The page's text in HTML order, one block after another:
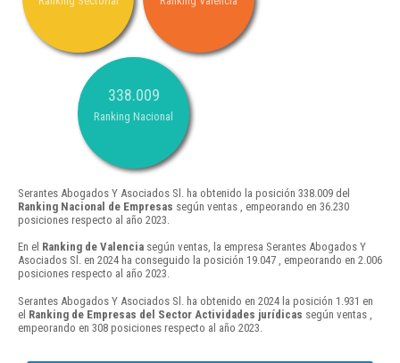
338.009
Ranking Nacional
Serantes Abogados Y Asociados Sl. ha obtenido la posición 338.009 del
Ranking Nacional de Empresas según ventas , empeorando en 36.230
posiciones respecto al año 2023.
En el Ranking de Valencia según ventas, la empresa Serantes Abogados Y
Asociados Sl. en 2024 ha conseguido la posición 19.047 , empeorando en 2.006
posiciones respecto al año 2023.
Serantes Abogados Y Asociados Sl. ha obtenido en 2024 la posición 1.931 en
el Ranking de Empresas del Sector Actividades jurídicas según ventas ,
empeorando en 308 posiciones respecto al año 2023.